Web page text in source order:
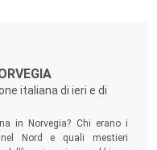
italiana di ieri e di
in Norvegia? Chi erano i
Nord e quali mestieri